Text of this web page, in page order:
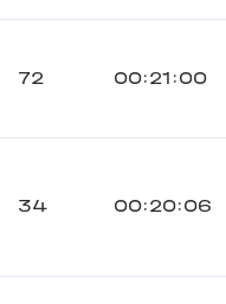
72 00:21:00
34 00:20:06